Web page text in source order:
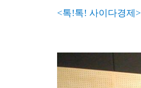
<톡!톡! 사이다경제>